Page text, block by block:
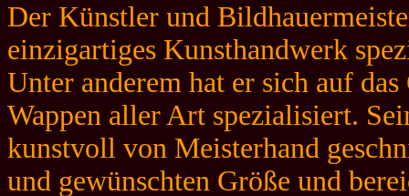
Der Künstler und
einzigartiges Kunsthandwerk
Unter anderem hat er sich auf
Wappen aller Art spezialisiert.
kunstvoll von Meisterhand
und gewünschten Größe und